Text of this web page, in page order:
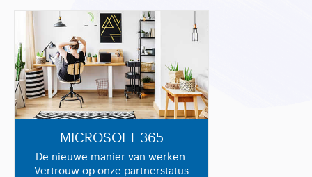
MICROSOFT 365
De nieuwe manier van werken.
Vertrouw op onze partnerstatus